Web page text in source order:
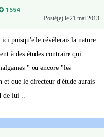
1 554
Posté(e) le 21 mai 2013
ici puisqu'elle révélerais la nature
à des études contraire qui
" ou encore "les
et que le directeur d'étude aurais
lui ..